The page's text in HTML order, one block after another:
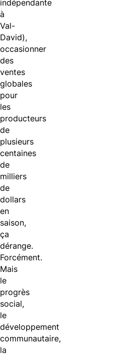
indépendante
à
Val-
David),
occasionner
des
ventes
globales
pour
les
producteurs
de
plusieurs
centaines
de
milliers
de
dollars
en
saison,
ça
dérange.
Forcément.
Mais
le
progrès
social,
le
développement
communautaire,
la